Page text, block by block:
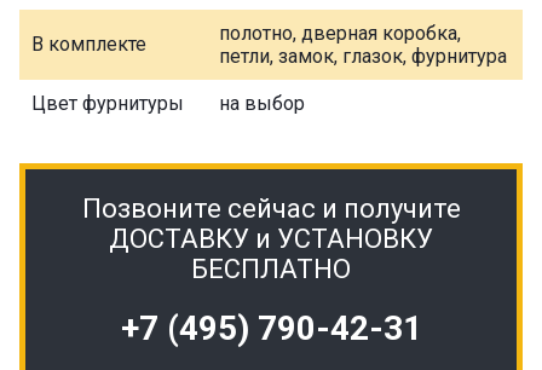
В комплекте
полотно, дверная коробка,
петли, замок, глазок, фурнитура
Цвет фурнитуры на выбор
Позвоните сейчас и получите
ДОСТАВКУ и УСТАНОВКУ
БЕСПЛАТНО
+7 (495) 790-42-31